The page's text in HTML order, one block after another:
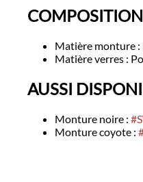
Matière monture :
Matière verres :
AUSSI
Monture noire :
Monture coyote :